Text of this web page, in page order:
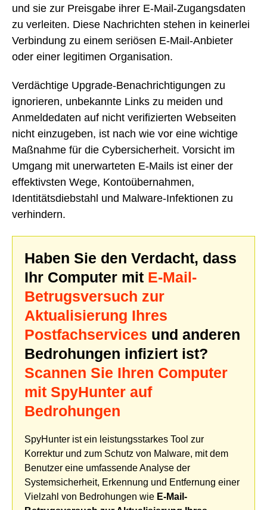
und sie zur Preisgabe ihrer E-Mail-Zugangsdaten
zu verleiten. Diese Nachrichten stehen in keinerlei
Verbindung zu einem seriösen E-Mail-Anbieter
oder einer legitimen Organisation.
Verdächtige Upgrade-Benachrichtigungen zu
ignorieren, unbekannte Links zu meiden und
Anmeldedaten auf nicht verifizierten Webseiten
nicht einzugeben, ist nach wie vor eine wichtige
Maßnahme für die Cybersicherheit. Vorsicht im
Umgang mit unerwarteten E-Mails ist einer der
effektivsten Wege, Kontoübernahmen,
Identitätsdiebstahl und Malware-Infektionen zu
verhindern.
Haben Sie den Verdacht, dass
Ihr Computer mit E-Mail-
Betrugsversuch zur
Aktualisierung Ihres
Postfachservices und anderen
Bedrohungen infiziert ist?
Scannen Sie Ihren Computer
mit SpyHunter auf
Bedrohungen
SpyHunter ist ein leistungsstarkes Tool zur
Korrektur und zum Schutz von Malware, mit dem
Benutzer eine umfassende Analyse der
Systemsicherheit, Erkennung und Entfernung einer
Vielzahl von Bedrohungen wie E-Mail-